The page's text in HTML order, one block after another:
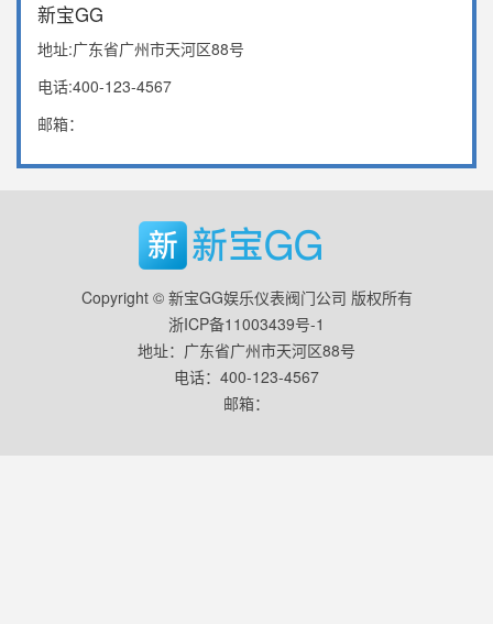
新宝GG
地址:广东省广州市天河区88号
电话:400-123-4567
邮箱：
Copyright © 新宝GG娱乐仪表阀门公司 版权所有
浙ICP备11003439号-1
地址：广东省广州市天河区88号
电话：400-123-4567
邮箱：